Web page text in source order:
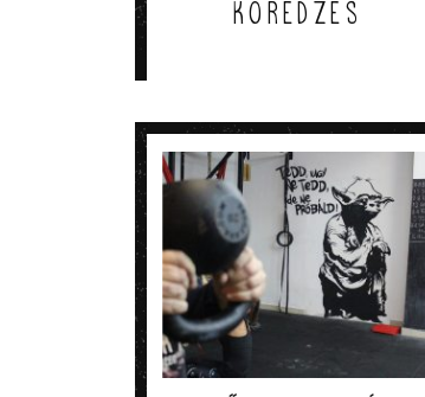
Köredzés